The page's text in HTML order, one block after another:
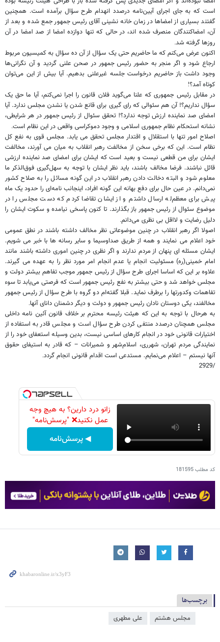
است که به جای اجرای آیین‌نامه درصدد انهدام طرح سؤال برآمده است. همچنین
گفتند بسیاری از امضاها در زمان خانه نشینی آقای رئیس جمهور جمع شده و بعد از
آن، امضاکنندگان منصرف شده اند، در حالی که تنها دوازده امضا از صد امضا در آن
روزها گرفته شد
اکنون عرض می‌کنم که ما حاضریم حتی یک سؤال از آن ده سؤال به کمیسیون مربوط
ارجاع شود و اگر منجر به حضور رئیس جمهور در صحن علنی گردید و آن نگرانی‌ها
وجود داشت باز حاضریم درخواست جلسه غیرعلنی بدهیم. آیا بیش از این می‌توان
کوتاه آمد؟!
در مقابل رئیس جمهوری که علنا می‌گوید فلان قانون را اجرا نمی‌کنم، آیا ما حق یک
سؤال نداریم؟! آن هم سئوالی که رای گیری برای قانع شدن یا نشدن مجلس ندارد. آیا
امضای صد نماینده ارزش توجه ندارد؟! تحقق سئوال از رئیس جمهور در هر شرایطی،
نشانه استحکام نظام جمهوری اسلامی و وجود دموکراسی واقعی در این نظام است
اصلاح امور تنها با استقلال و اقتدار مجلس تحقق می یابد. مجلس قوی به نفع کل
نظام است. این که برخی سخن از مخالفت رهبر انقلاب به میان می آورند، مخالفت
ایشان برای من قطعی نیست و بعید است که ایشان برای امضای صد نماینده ارزشی
قائل نباشند. فرضا مخالف باشند، باید نظر ایشان با توجه به سهل‌گیری فوق‌الذکر ما
معلوم شود و البته دخالت دادن رهبر انقلاب در این گونه مسائل را به صلاح کشور
نمی‌دانم. در عین حال برای دفع بهانه این گونه افراد، اینجانب نامه‌ای را حدود یک ماه
پیش برای معظم‌له ارسال داشتم و از ایشان تقاضا کردم که دست مجلس را در
موضوع سئوال از رئیس جمهور باز بگذارند. تا کنون پاسخی نیامده و سکوت ایشان را
دلیل رضایت و لااقل بی نظری می‌دانم
اصولا اگر رهبر انقلاب در چنین موضوعاتی نظر مخالف داشته باشند در نطق عمومی
خود اعلام می نمایند و همه از طریق صداوسیما و سایر رسانه ها با خبر می شویم.
ایشان مسئله ای پنهان از مردم ندارند و اگر نظری در چنین اموری داشته باشند مانند
امام خمینی(ره) مسئولیت انجام یا عدم انجام امر مورد نظر را به عهده می گیرند.
علاوه بر این که اساسا اجرای طرح سؤال از رئیس جمهور موجب تفاهم بیشتر دولت و
مجلس خواهد شد و حتی بیشتر به نفع رئیس جمهور است که فرصتی می‌یابد تا سوء
تفاهمات وکدورتها را برطرف نماید. قبلا گفته‌ام دو گروه با طرح سؤال از رئیس جمهور
مخالفند، یکی دوستان نادان رئیس جمهور و دولت و دیگر دشمنان دانای آنها
به هرحال با توجه به این که هیئت رئیسه محترم بر خلاف قانون آئین نامه داخلی
مجلس همچنان درصدد منتفی کردن طرح سؤال است و مجلس قادر به استفاده از
اختیارات قانونی خود در انجام کارهای اساسی نیست، بدین وسیله استعفای خود را از
نمایندگی مردم تهران، شهرری، اسلام‌شهر و شمیرانات – که قادر به استیفای حقوق
آنها نیستم – اعلام می‌نمایم. مستدعی است اقدام قانونی انجام گردد
/2929
زانو درد دارین؟ به هیچ وجه
عمل نکنید❌ "پرسش‌نامه"
◀ پرسش‌نامه
کد مطلب181595
برچسب‌ها
مجلس هشتم علی مطهری